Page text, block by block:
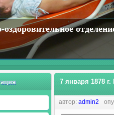
7 января 1878
автор: admin2